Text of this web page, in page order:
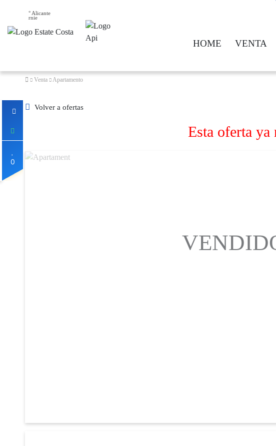
32° Alicante
HOME VENTA
0
Venta Apartamento
Volver a ofertas
Esta oferta ya